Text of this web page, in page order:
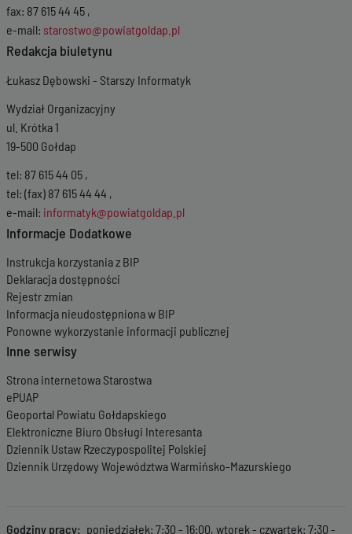
fax: 87 615 44 45 ,
e-mail: starostwo@powiatgoldap.pl
Redakcja biuletynu
Łukasz Dębowski - Starszy Informatyk
Wydział Organizacyjny
ul. Krótka 1
19-500 Gołdap
tel: 87 615 44 05 ,
tel: (fax) 87 615 44 44 ,
e-mail: informatyk@powiatgoldap.pl
Informacje Dodatkowe
Instrukcja korzystania z BIP
Deklaracja dostępności
Rejestr zmian
Informacja nieudostępniona w BIP
Ponowne wykorzystanie informacji publicznej
Inne serwisy
Strona internetowa Starostwa
ePUAP
Geoportal Powiatu Gołdapskiego
Elektroniczne Biuro Obsługi Interesanta
Dziennik Ustaw Rzeczypospolitej Polskiej
Dziennik Urzędowy Województwa Warmińsko-Mazurskiego
Godziny pracy poniedziałek: 7:30 - 16:00, wtorek - czwartek: 7:30 -